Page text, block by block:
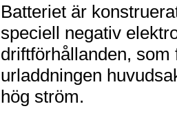
Batteriet är
speciell negativ
driftförhållanden,
urladdningen
hög ström.